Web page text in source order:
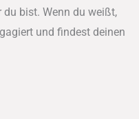
du bist. Wenn du weißt,
und findest deinen